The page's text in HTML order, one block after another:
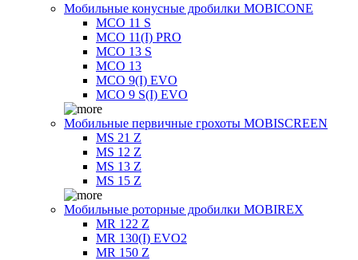
Мобильные конусные дробилки MOBICONE
MCO 11 S
MCO 11(I) PRO
MCO 13 S
MCO 13
MCO 9(I) EVO
MCO 9 S(I) EVO
Мобильные первичные грохоты MOBISCREEN
MS 21 Z
MS 12 Z
MS 13 Z
MS 15 Z
Мобильные роторные дробилки MOBIREX
MR 122 Z
MR 130(I) EVO2
MR 150 Z